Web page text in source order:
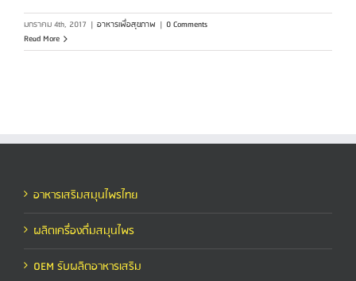
มกราคม 4th, 2017 | อาหารเพื่อสุขภาพ | 0 Comments
Read More
อาหารเสริมสมุนไพรไทย
ผลิตเครื่องดื่มสมุนไพร
OEM รับผลิตอาหารเสริม